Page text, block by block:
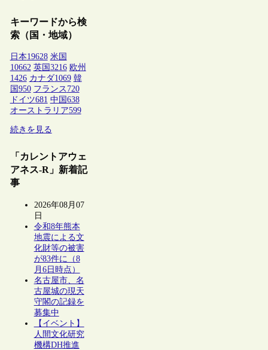
キーワードから検
索（国・地域）
日本19628 米国
10662 英国 3216 欧州
1426 カナダ1069 韓
国 950 フランス 720
ドイツ681 中国 638
オーストラリア599
続きを見る
「カレントアウェ
アネス-R」新着記
事
2026年08月07
日
令和8年熊本
地震による文
化財等の被害
が83件に（8
月6日時点）
名古屋市、名
古屋城の現天
守閣の記録を
募集中
【イベント】
人間文化研究
機構DH推進